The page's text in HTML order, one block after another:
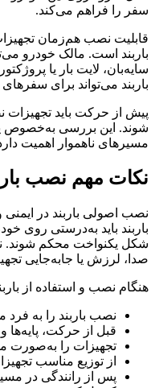
سفر را فراهم می‌کند.
قابلیت نصب هم‌زمان
باربند است. مالک خودرو
سایه‌بان، لایت بار یا
باربند می‌تواند برای
پیش از حرکت باید تجهیزات
شوند. این بررسی به‌خصوص
مسیرهای ناهموار اهمیت
نکات مهم نصب
نصب اصولی باربند در
باربند باید به‌درستی روی
شکل یکنواخت محکم شوند.
صدا، لرزش یا جابه‌جایی
هنگام نصب و استفاده از
نصب باربند را به
قبل از حرکت، پایه‌ها
تجهیزات را به‌صورت
از توزیع مناسب
پس از رانندگی در